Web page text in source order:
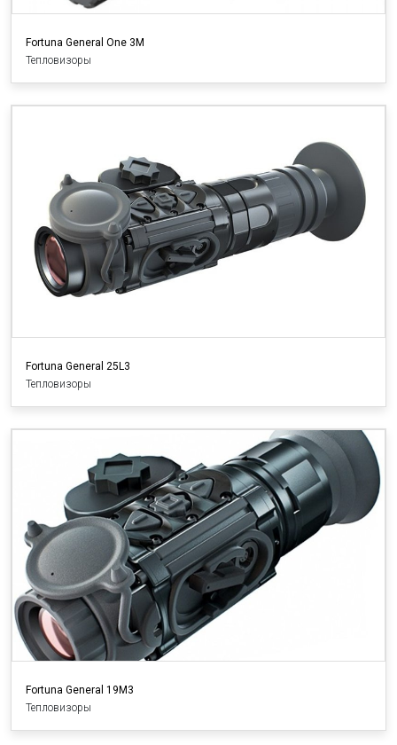
Fortuna General One 3M
Тепловизоры
Fortuna General 25L3
Тепловизоры
Fortuna General 19M3
Тепловизоры